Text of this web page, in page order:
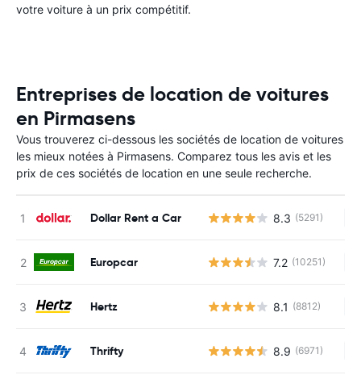
votre voiture à un prix compétitif.
Entreprises de location de voitures
en Pirmasens
Vous trouverez ci-dessous les sociétés de location de voitures
les mieux notées à Pirmasens. Comparez tous les avis et les
prix de ces sociétés de location en une seule recherche.
Dollar Rent a Car 8.3 (5291)
Europcar 7.2 (10251)
Hertz 8.1 (8812)
Thrifty 8.9 (6971)